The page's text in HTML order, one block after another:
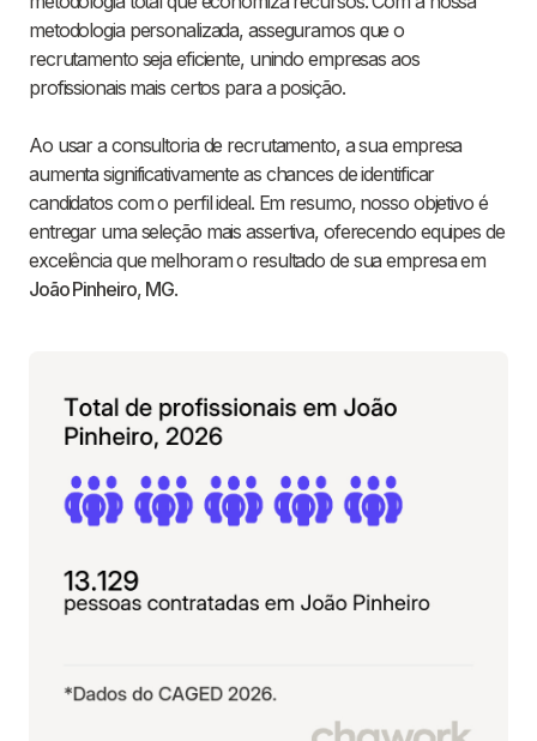
metodologia personalizada, asseguramos que o
recrutamento seja eficiente, unindo empresas aos
profissionais mais certos para a posição.
Ao usar a consultoria de recrutamento, a sua empresa
aumenta significativamente as chances de identificar
candidatos com o perfil ideal. Em resumo, nosso objetivo é
entregar uma seleção mais assertiva, oferecendo equipes de
excelência que melhoram o resultado de sua empresa em
João Pinheiro, MG.